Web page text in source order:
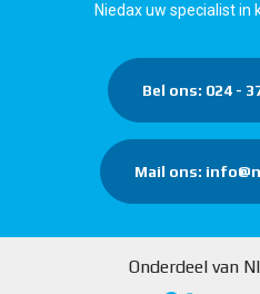
Niedax uw specialist
Bel ons: 024 -
Mail ons:
Onderdeel van